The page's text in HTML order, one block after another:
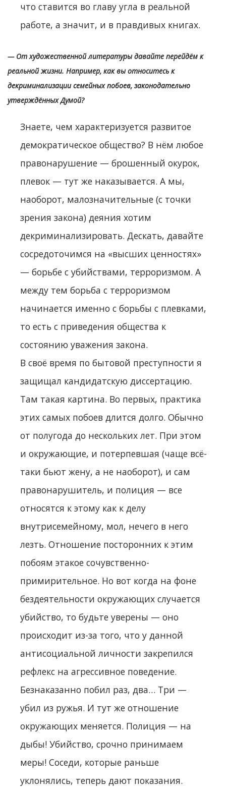
что ставится во главу угла в реальной
работе, а значит, и в правдивых книгах.
— От художественной литературы давайте перейдём к
реальной жизни. Например, как вы относитесь к
декриминализации семейных побоев, законодательно
утверждённых Думой?
Знаете, чем характеризуется развитое
демократическое общество? В нём любое
правонарушение — брошенный окурок,
плевок — тут же наказывается. А мы,
наоборот, малозначительные (с точки
зрения закона) деяния хотим
декриминализировать. Дескать, давайте
сосредоточимся на «высших ценностях»
— борьбе с убийствами, терроризмом. А
между тем борьба с терроризмом
начинается именно с борьбы с плевками,
то есть с приведения общества к
состоянию уважения закона.
В своё время по бытовой преступности я
защищал кандидатскую диссертацию.
Там такая картина. Во первых, практика
этих самых побоев длится долго. Обычно
от полугода до нескольких лет. При этом
и окружающие, и потерпевшая (чаще всё-
таки бьют жену, а не наоборот), и сам
правонарушитель, и полиция — все
относятся к этому как к делу
внутрисемейному, мол, нечего в него
лезть. Отношение посторонних к этим
побоям этакое сочувственно-
примирительное. Но вот когда на фоне
бездеятельности окружающих случается
убийство, то будьте уверены — оно
происходит из-за того, что у данной
антисоциальной личности закрепился
рефлекс на агрессивное поведение.
Безнаказанно побил раз, два… Три —
убил из ружья. И тут же отношение
окружающих меняется. Полиция — на
дыбы! Убийство, срочно принимаем
меры! Соседи, которые раньше
уклонялись, теперь дают показания.